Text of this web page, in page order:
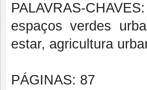
PALAVRAS-CHAVES:
espaços verdes
estar, agricultura
PÁGINAS: 87